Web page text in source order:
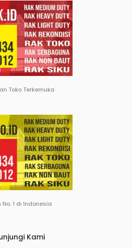
Toko Terkemuka
No. 1 di Indonesia
Kami